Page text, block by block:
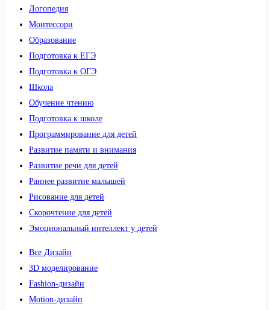
Логопедия
Монтессори
Образование
Подготовка к ЕГЭ
Подготовка к ОГЭ
Школа
Обучение чтению
Подготовка к школе
Программирование для детей
Развитие памяти и внимания
Развитие речи для детей
Раннее развитие малышей
Рисование для детей
Скорочтение для детей
Эмоциональный интеллект у детей
Все Дизайн
3D моделирование
Fashion-дизайн
Motion-дизайн